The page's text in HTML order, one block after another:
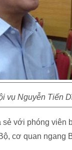
vụ Nguyễn Tiến
với phóng viên
cơ quan ngang